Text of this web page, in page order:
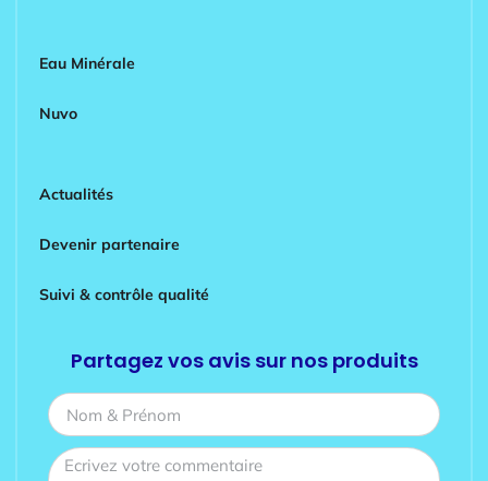
Eau Minérale
Nuvo
Actualités
Devenir partenaire
Suivi & contrôle qualité
Partagez vos avis sur nos produits